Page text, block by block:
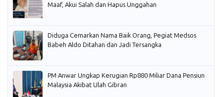
Maaf, Akui Salah dan Hapus Unggahan
Diduga Cemarkan Nama Baik Orang, Pegiat Medsos
Babeh Aldo Ditahan dan Jadi Tersangka
PM Anwar Ungkap Kerugian Rp880 Miliar Dana Pensiun
Malaysia Akibat Ulah Gibran